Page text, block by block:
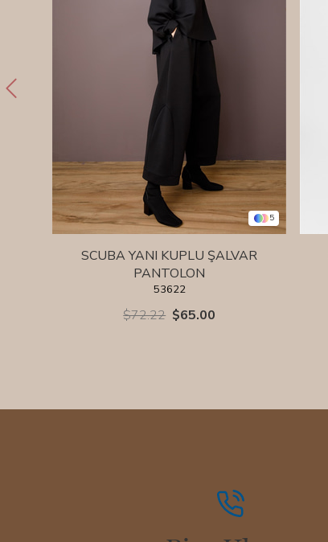
5
SCUBA YANI KUPLU ŞALVAR
PANTOLON
53622
$65.00
$72.22